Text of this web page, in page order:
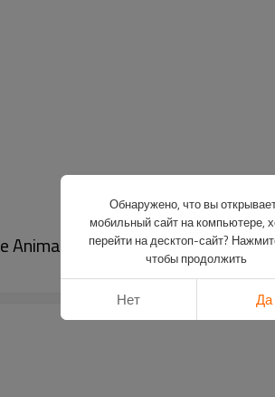
Shopping Paper Bag с 4
Обнаружено, что вы
мобильный сайт на компьютере,
перейти на десктоп-сайт?
чтобы продолжить
Нет Да